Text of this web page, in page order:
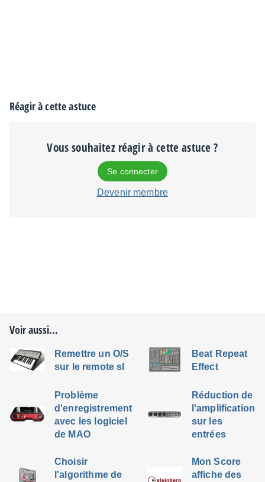
Réagir à cette astuce
Vous souhaitez réagir à cette astuce ?
Se connecter
Devenir membre
Voir aussi...
Remettre un O/S
sur le remote sl
Beat Repeat
Effect
Problème
d'enregistrement
avec les logiciel
de MAO
Réduction de
l'amplification
sur les
entrées
Choisir
l'algorithme de
Mon Score
affiche des